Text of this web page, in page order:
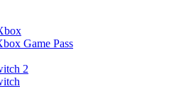
Game Pass
2